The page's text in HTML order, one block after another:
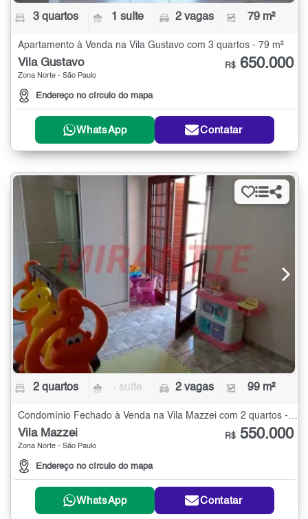
3 quartos 1 suíte 2 vagas 79 m²
Apartamento à Venda na Vila Gustavo com 3 quartos - 79 m²
Vila Gustavo
Zona Norte - São Paulo
Endereço no círculo do mapa
R$ 650.000
WhatsApp Contatar
2 quartos - suíte 2 vagas 99 m²
Condomínio Fechado à Venda na Vila Mazzei com 2 quartos - 99 m²
Vila Mazzei
Zona Norte - São Paulo
Endereço no círculo do mapa
R$ 550.000
WhatsApp Contatar